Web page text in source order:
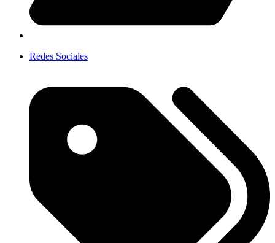
Redes Sociales